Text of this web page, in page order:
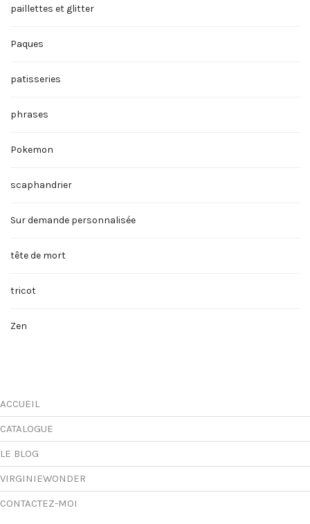
paillettes et glitter
Paques
patisseries
phrases
Pokemon
scaphandrier
Sur demande personnalisée
tête de mort
tricot
Zen
ACCUEIL
CATALOGUE
LE BLOG
VIRGINIEWONDER
CONTACTEZ-MOI